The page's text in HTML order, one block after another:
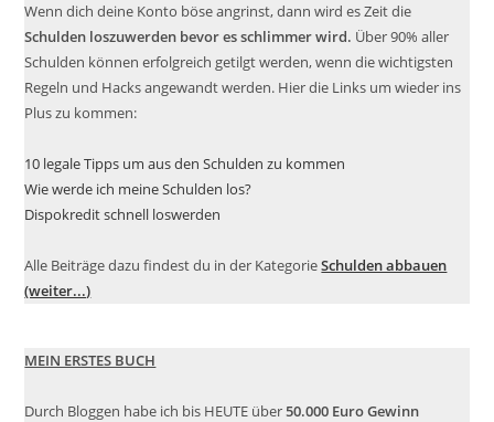
Wenn dich deine Konto böse angrinst, dann wird es Zeit die
Schulden loszuwerden bevor es schlimmer wird. Über 90% aller
Schulden können erfolgreich getilgt werden, wenn die wichtigsten
Regeln und Hacks angewandt werden. Hier die Links um wieder ins
Plus zu kommen:
10 legale Tipps um aus den Schulden zu kommen
Wie werde ich meine Schulden los?
Dispokredit schnell loswerden
Alle Beiträge dazu findest du in der KategorieSchulden abbauen
(weiter...)
MEIN ERSTES BUCH
Durch Bloggen habe ich bis HEUTE über50.000 Euro Gewinn